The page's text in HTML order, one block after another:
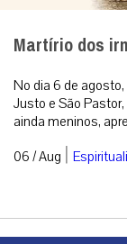
Martírio dos
No dia 6 de
Justo e São
ainda meninos,
06 / Aug |